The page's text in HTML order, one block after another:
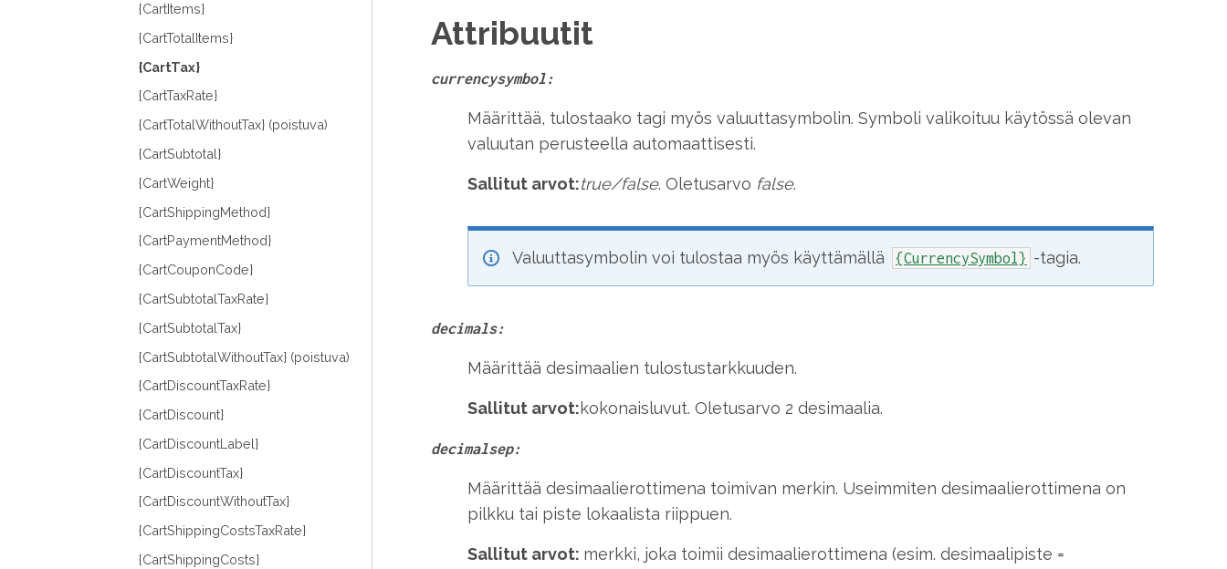
{CartItems}
{CartTotalItems}
{CartTax}
{CartTaxRate}
{CartTotalWithoutTax} (poistuva)
{CartSubtotal}
{CartWeight}
{CartShippingMethod}
{CartPaymentMethod}
{CartCouponCode}
{CartSubtotalTaxRate}
{CartSubtotalTax}
{CartSubtotalWithoutTax} (poistuva)
{CartDiscountTaxRate}
{CartDiscount}
{CartDiscountLabel}
{CartDiscountTax}
{CartDiscountWithoutTax}
{CartShippingCostsTaxRate}
{CartShippingCosts}
Attribuutit
currencysymbol:
Määrittää, tulostaako tagi myös valuuttasymbolin. Symboli valikoituu käytössä olevan
valuutan perusteella automaattisesti.
Sallitut arvot:true/false. Oletusarvo false.
Valuuttasymbolin voi tulostaa myös käyttämällä {CurrencySymbol} -tagia.
decimals:
Määrittää desimaalien tulostustarkkuuden.
Sallitut arvot:kokonaisluvut. Oletusarvo 2 desimaalia.
decimalsep:
Määrittää desimaalierottimena toimivan merkin. Useimmiten desimaalierottimena on
pilkku tai piste lokaalista riippuen.
Sallitut arvot: merkki, joka toimii desimaalierottimena (esim. desimaalipiste =